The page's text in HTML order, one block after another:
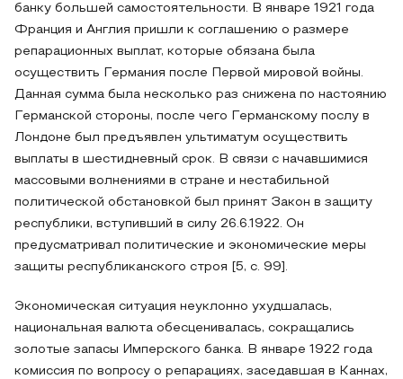
банку большей самостоятельности. В январе 1921 года
Франция и Англия пришли к соглашению о размере
репарационных выплат, которые обязана была
осуществить Германия после Первой мировой войны.
Данная сумма была несколько раз снижена по настоянию
Германской стороны, после чего Германскому послу в
Лондоне был предъявлен ультиматум осуществить
выплаты в шестидневный срок. В связи с начавшимися
массовыми волнениями в стране и нестабильной
политической обстановкой был принят Закон в защиту
республики, вступивший в силу 26.6.1922. Он
предусматривал политические и экономические меры
защиты республиканского строя [5, с. 99].
Экономическая ситуация неуклонно ухудшалась,
национальная валюта обесценивалась, сокращались
золотые запасы Имперского банка. В январе 1922 года
комиссия по вопросу о репарациях, заседавшая в Каннах,